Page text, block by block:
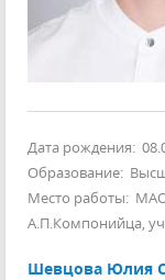
Дата рождения:
Образование:
Место работы:
А.П.Компонийца,
Шевцова Юлия